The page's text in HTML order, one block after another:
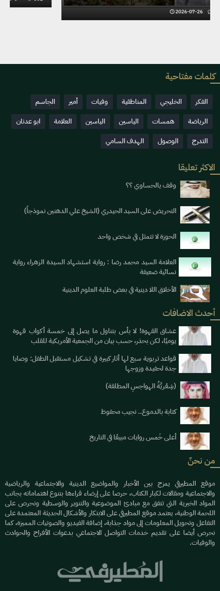
0 275
كلمات مفتاحية
الفكر الخليجي المناطقية وفيات أمير
الجاسم
الرياضة
همسات الياسين الياسين العلامة
ابو عدنان
التدرج
الوصول الهدف السامي
الاكثر تعليقا
وقف يالحساوي ؟؟
التحريض على السيد الحيدري (الشيخ علي الدهنين نموذجاً)
الحوزة لا تتمثل في شخص واحد
العلامة السيد محمد رضا : رواية استشهاد السيدة الزهراء رواية
نسائية ضعيفة
الأخلاق اللا دينية في بعض طلبة العلوم الدينية
أحدث الاضافات
عشاق القهوة! لا بأس بتناول ما يصل إلى خمسة أكواب قهوة
يوميََا، لكن بحذر، حسب بيان من الجمعية الأمريكية للقلب
قواعد تربوية سبع لها أثار كبيرة في تشكيل مستقبل الطفل: وصايا
جدة لحفيدة وزوجها
(شِعْريَّةُ الهواجسِ المطلقة)
كتابة بالدموع.. نجيب محفوظ
أعلى خَمس روايات مبيعًا في التاريخ
من نحنٌ
موقع المطيرفي يمزج بين الأخبار والمواضيع الدينية والاجتماعية والرياضية
والاجتماعية ومقالات لكبار الكتاب، حرصا على إرضاء قراءها بتنوع اهتماماته بجانب
المواد الخبرية التي تتفق مع مبادئ الموضوعية والتنوير والوسطية ونحرص على
اللحمة الوطنية، يعتمد موقع المطيرفي على الابتكار والأشكال الحديثة المعتمدة على
التفاعل وتحويل المعلومات إلى مواد جذابة، إضافة الفيديو والصوتيات المميزة، كما
نحرص أيضا على تقديم خدمات التواصل الاجتماعي بدعوات الأفراح والحوادث
والوفيات.